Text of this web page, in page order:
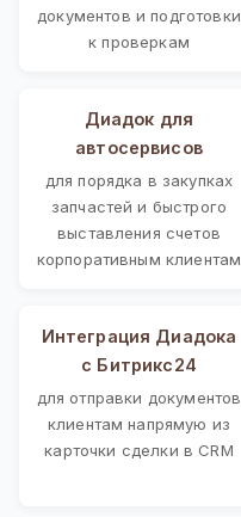
документов и подготовки
к проверкам
Диадок для
автосервисов
для порядка в закупках
запчастей и быстрого
выставления счетов
корпоративным клиентам
Интеграция Диадока
с Битрикс24
для отправки документов
клиентам напрямую из
карточки сделки в CRM